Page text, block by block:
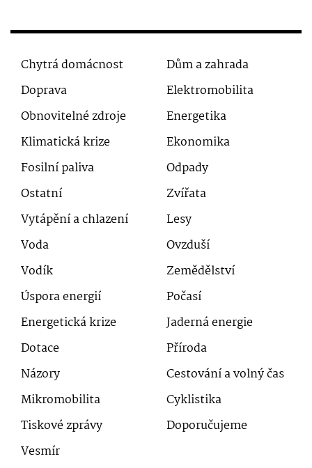
Chytrá domácnost
Dům a zahrada
Doprava
Elektromobilita
Obnovitelné zdroje
Energetika
Klimatická krize
Ekonomika
Fosilní paliva
Odpady
Ostatní
Zvířata
Vytápění a chlazení
Lesy
Voda
Ovzduší
Vodík
Zemědělství
Úspora energií
Počasí
Energetická krize
Jaderná energie
Dotace
Příroda
Názory
Cestování a volný čas
Mikromobilita
Cyklistika
Tiskové zprávy
Doporučujeme
Vesmír